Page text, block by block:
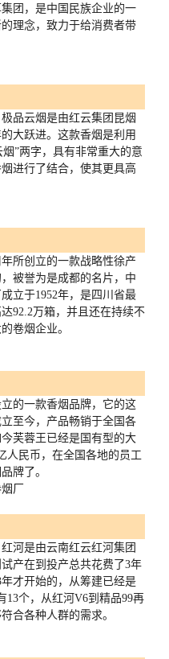
团，是中国民族企业的一
理念，致力于给消费者带
品云烟是由红云集团昆烟
大跃进。这款香烟是利用
烟”两字，具有非常重大的意
进行了结合，使其更具高
所创立的一款战略性徐产
被誉为是成都的名片，中
立于1952年，是四川省最
92.2万箱，并且还在持续不
卷烟企业。
的一款香烟品牌，它的这
至今，产品畅销于全国各
芙蓉王已经是国有型的大
人民币，在全国各地的员工
牌了。
厂
河是由云南红云红河集团
产在到投产总共花费了3年
年才开始的，从筹建已经是
13个，从红河 V6到精品99再
合各种人群的需求。